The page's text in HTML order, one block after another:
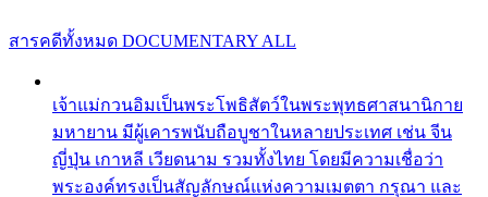
สารคดีทั้งหมด DOCUMENTARY ALL
เจ้าแม่กวนอิมเป็นพระโพธิสัตว์ในพระพุทธศาสนานิกาย
มหายาน มีผู้เคารพนับถือบูชาในหลายประเทศ เช่น จีน
ญี่ปุ่น เกาหลี เวียดนาม รวมทั้งไทย โดยมีความเชื่อว่า
พระองค์ทรงเป็นสัญลักษณ์แห่งความเมตตา กรุณา และ